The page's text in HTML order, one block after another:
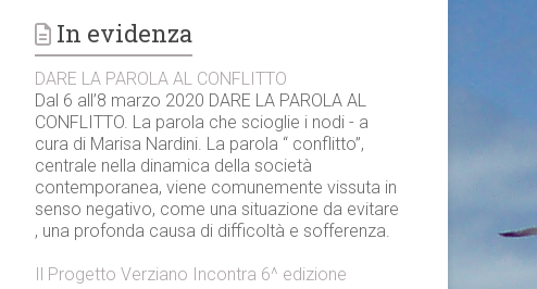
In evidenza
DARE LA PAROLA AL CONFLITTO
Dal 6 all’8 marzo 2020 DARE LA PAROLA AL
CONFLITTO. La parola che scioglie i nodi - a
cura di Marisa Nardini. La parola “ conflitto”,
centrale nella dinamica della società
contemporanea, viene comunemente vissuta in
senso negativo, come una situazione da evitare
, una profonda causa di difficoltà e sofferenza.
Il Progetto Verziano Incontra 6^ edizione